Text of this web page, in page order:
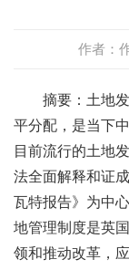
作者：
摘要：土地
平分配，是当下
目前流行的土地
法全面解释和证
瓦特报告》为中
地管理制度是英
领和推动改革，